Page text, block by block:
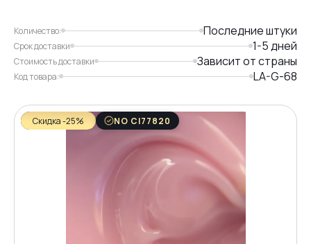
Количество: Последние штуки
Срок доставки 1-5 дней
Стоимость доставки Зависит от страны
Код товара: LA-G-68
Скидка -25% NO CI77820